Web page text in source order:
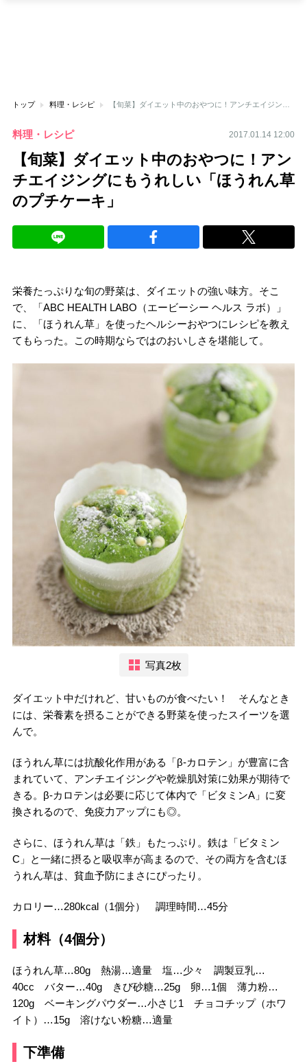
トップ 料理・レシピ
料理・レシピ 2017.01.14 12:00
【旬菜】ダイエット中のおやつに！アン
チエイジングにもうれしい「ほうれん草
のプチケーキ」
栄養たっぷりな旬の野菜は、ダイエットの強い味方。そこ
で、「ABC HEALTH LABO（エービーシー ヘルス ラボ）」
に、「ほうれん草」を使ったヘルシーおやつにレシピを教え
てもらった。この時期ならではのおいしさを堪能して。
写真2枚
ダイエット中だけれど、甘いものが食べたい！ そんなとき
には、栄養素を摂ることができる野菜を使ったスイーツを選
んで。
ほうれん草には抗酸化作用がある「β-カロテン」が豊富に含
まれていて、アンチエイジングや乾燥肌対策に効果が期待で
きる。β-カロテンは必要に応じて体内で「ビタミンA」に変
換されるので、免疫力アップにも◎。
さらに、ほうれん草は「鉄」もたっぷり。鉄は「ビタミン
C」と一緒に摂ると吸収率が高まるので、その両方を含むほ
うれん草は、貧血予防にまさにぴったり。
カロリー…280kcal（1個分） 調理時間…45分
材料（4個分）
ほうれん草…80g 熱湯…適量 塩…少々 調製豆乳…
40cc バター…40g きび砂糖…25g 卵…1個 薄力粉…
120g ベーキングパウダー…小さじ1 チョコチップ（ホワ
イト）…15g 溶けない粉糖…適量
下準備